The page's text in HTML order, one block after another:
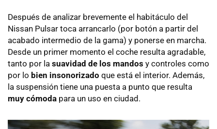
Después de analizar brevemente el habitáculo del
Nissan Pulsar toca arrancarlo (por botón a partir del
acabado intermedio de la gama) y ponerse en marcha.
Desde un primer momento el coche resulta agradable,
tanto por la suavidad de los mandos y controles como
por lo bien insonorizado que está el interior. Además,
la suspensión tiene una puesta a punto que resulta
muy cómoda para un uso en ciudad.